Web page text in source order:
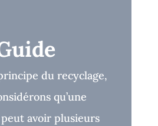
du recyclage,
qu’une
avoir plusieurs